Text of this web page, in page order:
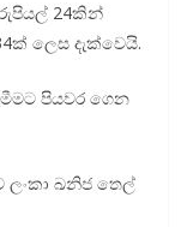
24කින්
ලෙස දැක්වෙයි.
පියවර ගෙන
ඛනිජ තෙල්